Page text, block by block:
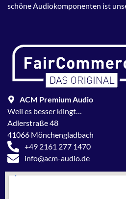
schöne Audiokomponenten ist
ACM Premium Audio
Weil es besser klingt…
Adlerstraße 48
41066 Mönchengladbach
+49 2161 277 1470
info@acm-audio.de